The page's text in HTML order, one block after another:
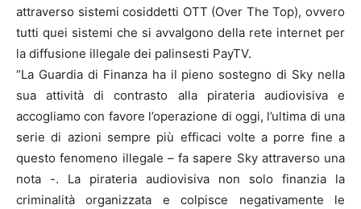
attraverso sistemi cosiddetti OTT (Over The Top), ovvero
tutti quei sistemi che si avvalgono della rete internet per
la diffusione illegale dei palinsesti PayTV.
“La Guardia di Finanza ha il pieno sostegno di Sky nella
sua attività di contrasto alla pirateria audiovisiva e
accogliamo con favore l’operazione di oggi, l’ultima di una
serie di azioni sempre più efficaci volte a porre fine a
questo fenomeno illegale – fa sapere Sky attraverso una
nota -. La pirateria audiovisiva non solo finanzia la
criminalità organizzata e colpisce negativamente le